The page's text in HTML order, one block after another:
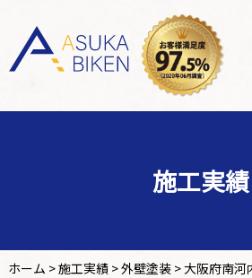
施工実績
ホーム >施工実績>外壁塗装>大阪府南河